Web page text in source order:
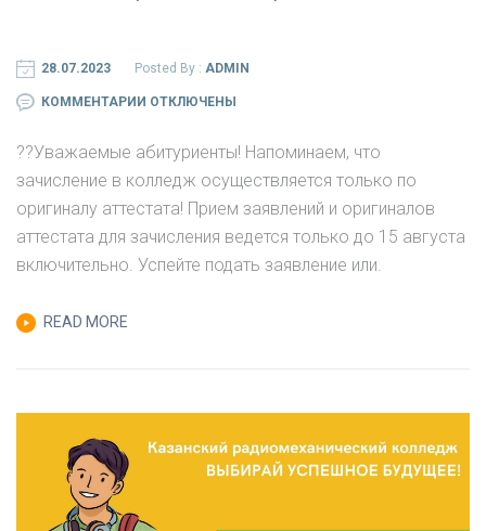
28.07.2023 Posted By : ADMIN
КОММЕНТАРИИ К
ВЫКЛАДЫВАЕМ
ПРЕДВАРИТЕЛЬНЫЙ
РЕЙТИНГ
НА
27
9
КЛАССА).
ОТКЛЮЧЕНЫ
?‍?Уважаемые абитуриенты! Напоминаем, что
зачисление в колледж осуществляется только по
оригиналу аттестата! Прием заявлений и оригиналов
аттестата для зачисления ведется только до 15 августа
включительно. Успейте подать заявление или.
READ MORE